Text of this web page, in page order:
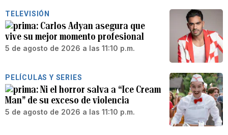
TELEVISIÓN
Carlos Adyan asegura que
vive su mejor momento profesional
5 de agosto de 2026 a las 11:10 p.m.
PELÍCULAS Y SERIES
Ni el horror salva a “Ice Cream
Man” de su exceso de violencia
5 de agosto de 2026 a las 11:10 p.m.